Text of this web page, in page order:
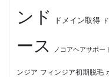
ンド
ドメイン取得
ース
ノコアヘアサポー
ンジア フィンジア初期脱毛